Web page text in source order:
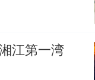
江第一湾